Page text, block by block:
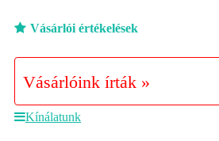
Vásárlói értékelések
Vásárlóink írták »
Kínálatunk